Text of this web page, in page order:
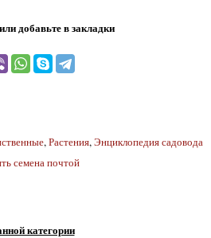
добавьте в закладки
,Растения,Энциклопедия садовода
семена почтой
категории